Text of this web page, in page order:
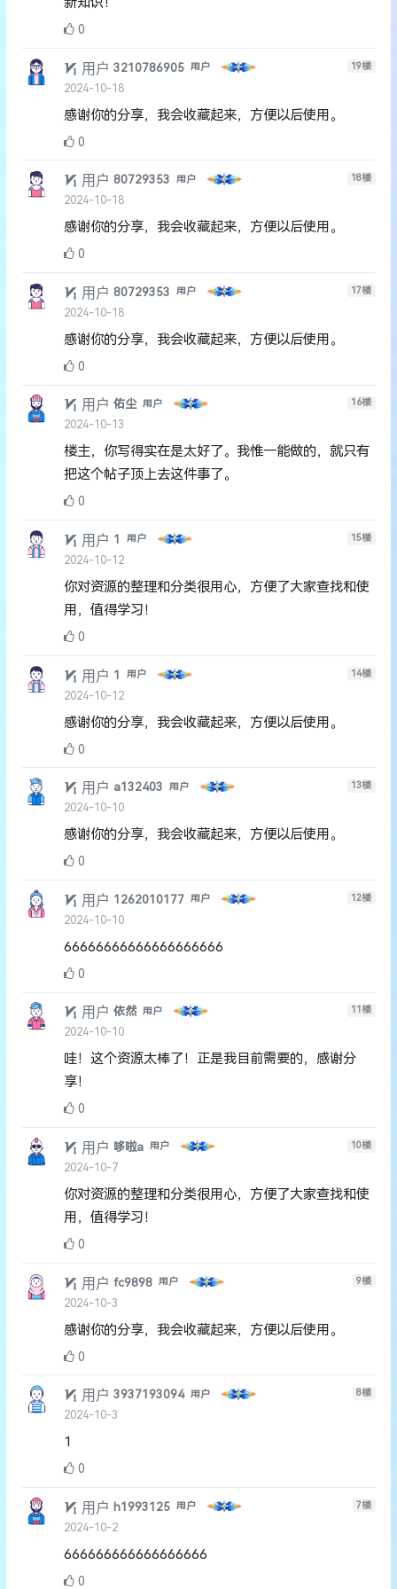
0
用户3210786905 用户
2024-10-18
19楼
感谢你的分享，我会收藏起来，方便以后使用。
0
用户 80729353 用户
2024-10-18
18楼
感谢你的分享，我会收藏起来，方便以后使用。
0
用户 80729353 用户
2024-10-18
17楼
感谢你的分享，我会收藏起来，方便以后使用。
0
用户佑尘 用户
2024-10-13
16楼
楼主，你写得实在是太好了。我惟一能做的，就只有
把这个帖子顶上去这件事了。
0
用户 1 用户
2024-10-12
15楼
你对资源的整理和分类很用心，方便了大家查找和使
用，值得学习！
0
用户 1 用户
2024-10-12
14楼
感谢你的分享，我会收藏起来，方便以后使用。
0
用户 a132403 用户
2024-10-10
13楼
感谢你的分享，我会收藏起来，方便以后使用。
0
用户 1262010177 用户
2024-10-10
12楼
66666666666666666666
0
用户依然 用户
2024-10-10
11楼
哇！这个资源太棒了！正是我目前需要的，感谢分
享！
0
用户 哆啦a 用户
2024-10-7
10楼
你对资源的整理和分类很用心，方便了大家查找和使
用，值得学习！
0
用户fc9898 用户
2024-10-3
9楼
感谢你的分享，我会收藏起来，方便以后使用。
0
用户3937193094 用户
2024-10-3
8楼
1
0
用户 h1993125 用户
2024-10-2
7楼
666666666666666666
0